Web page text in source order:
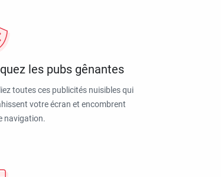
les pubs gênantes
toutes ces publicités nuisibles qui
votre écran et encombrent
navigation.